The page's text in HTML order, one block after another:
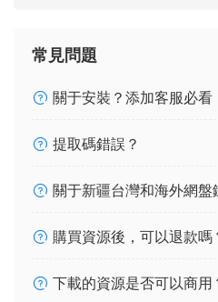
常見問題
關于安裝？添加客服必看
提取碼錯誤？
關于新疆台灣和海外網盤
購買資源後，可以退款嗎
下載的資源是否可以商用